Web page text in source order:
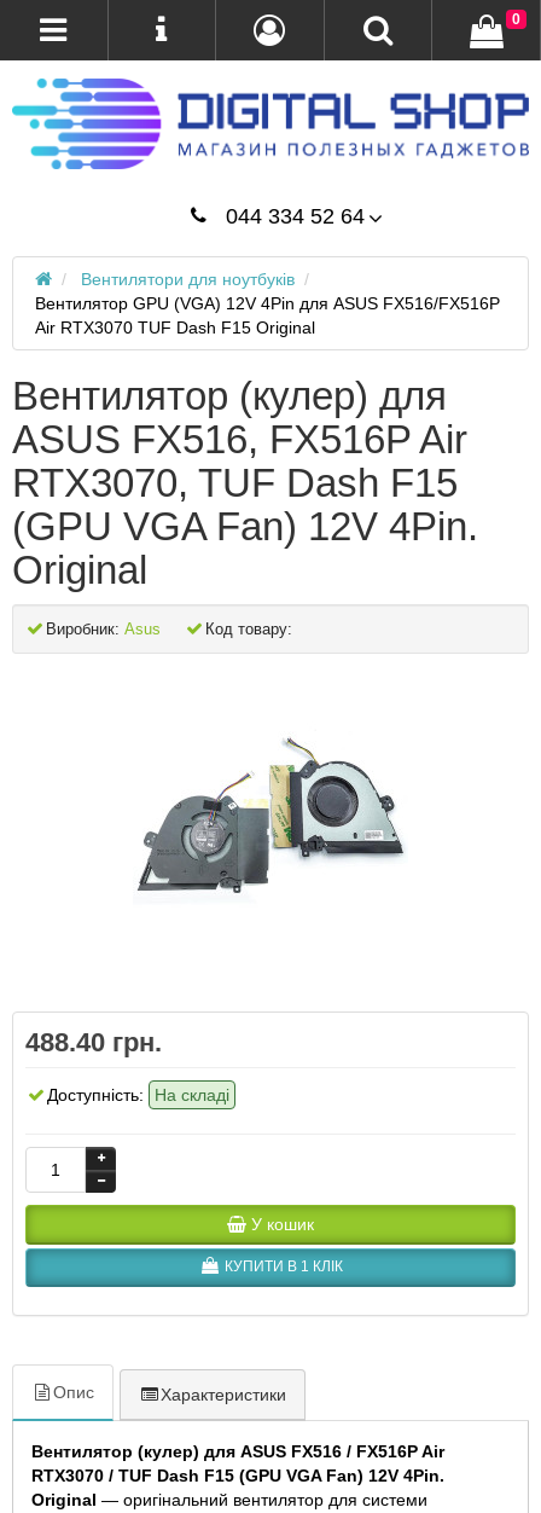
044 334 52 64
0
Вентилятори для ноутбуків
Вентилятор GPU (VGA) 12V 4Pin для ASUS FX516/FX516P
Air RTX3070 TUF Dash F15 Original
Вентилятор (кулер) для
ASUS FX516, FX516P Air
RTX3070, TUF Dash F15
(GPU VGA Fan) 12V 4Pin.
Original
Виробник: Asus Код товару:
488.40 грн.
Доступність: На складі
У кошик
КУПИТИ В 1 КЛІК
Опис Характеристики
Вентилятор (кулер) для ASUS FX516 / FX516P Air
RTX3070 / TUF Dash F15 (GPU VGA Fan) 12V 4Pin.
Original — оригінальний вентилятор для системи